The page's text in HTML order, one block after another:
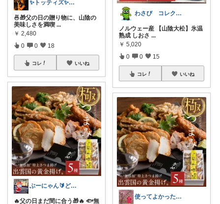
✨トッティズ✨ラク✖️ダイエット✨
🍜🎁父の日の贈り物に、山陰の
美味しさを満喫 ...
￥ 2,480
0 0 18
コレ いいね
ぶーにゃん🔰どうしたら売れるかな😭
🔥父の日まだ間に合う🎁🔥 🐟無
わさび コレクションもご利用ください
ノルウェー産 【山陰大松】氷温
熟成 しおさ ...
￥ 5,020
0 0 15
コレ いいね
使ってよかった得した!!